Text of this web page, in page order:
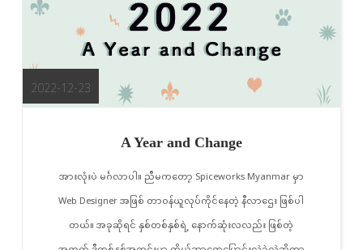
2022-12-23
A Year and Change
အားလုံးပဲ မင်္ဂလာပါ။ ညီမကတော့ Spiceworks Myanmar မှာ
Web Designer အဖြစ် တာဝန်ယူလုပ်ကိုင်နေတဲ့ နီလာဌေး ဖြစ်ပါ
တယ်။ အခုဆိုရင် နှစ်တစ်နှစ်ရဲ့ နောက်ဆုံးလလည်း ဖြစ်တဲ့